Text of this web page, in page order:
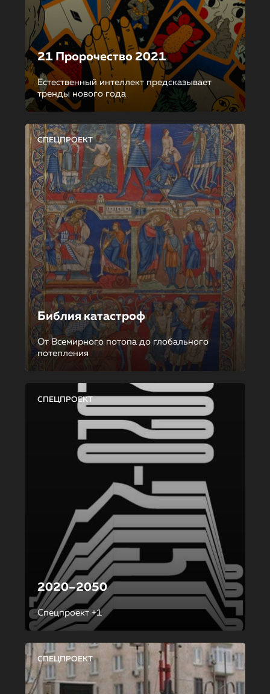
21 Пророчество 2021
Естественный интеллект предсказывает
тренды нового года
СПЕЦПРОЕКТ
Библия катастроф
От Всемирного потопа до глобального
потепления
СПЕЦПРОЕКТ
2020–2050
Спецпроект +1
СПЕЦПРОЕКТ